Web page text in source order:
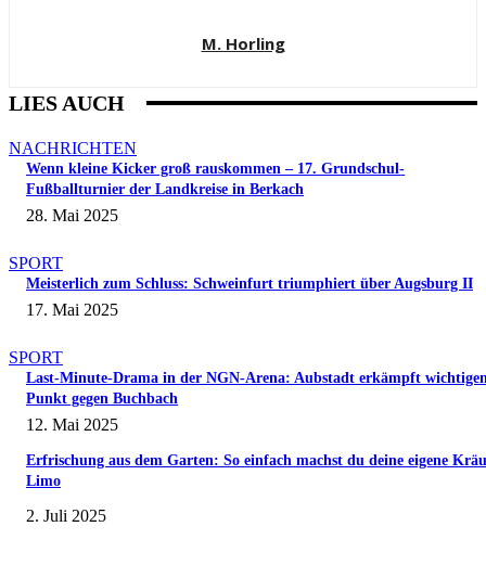
M. Horling
LIES AUCH
NACHRICHTEN
Wenn kleine Kicker groß rauskommen – 17. Grundschul-
Fußballturnier der Landkreise in Berkach
28. Mai 2025
SPORT
Meisterlich zum Schluss: Schweinfurt triumphiert über Augsburg II
17. Mai 2025
SPORT
Last-Minute-Drama in der NGN-Arena: Aubstadt erkämpft
Punkt gegen Buchbach
12. Mai 2025
Erfrischung aus dem Garten: So einfach machst du deine eigene
Limo
2. Juli 2025